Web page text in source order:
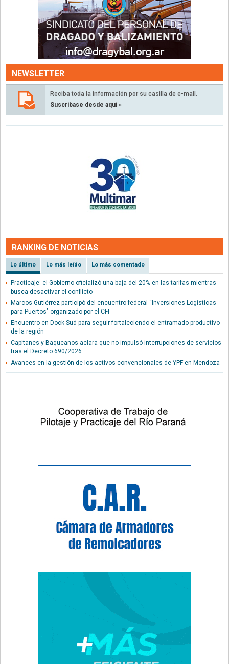
NEWSLETTER
Reciba toda la información por su casilla de e-mail.
Suscríbase desde aquí »
RANKING DE NOTICIAS
Lo último Lo más leído Lo más comentado
Practicaje: el Gobierno oficializó una baja del 20% en las tarifas mientras
busca desactivar el conflicto
Marcos Gutiérrez participó del encuentro federal “Inversiones Logísticas
para Puertos" organizado por el CFI
Encuentro en Dock Sud para seguir fortaleciendo el entramado productivo
de la región
Capitanes y Baqueanos aclara que no impulsó interrupciones de servicios
tras el Decreto 690/2026
Avances en la gestión de los activos convencionales de YPF en Mendoza